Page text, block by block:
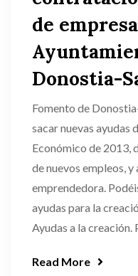
de
Donostia-
Fomento de
sacar nuevas ayudas
Económico de 2013,
de nuevos empleos,
emprendedora.
ayudas para la
Ayudas a la creación.
Read More